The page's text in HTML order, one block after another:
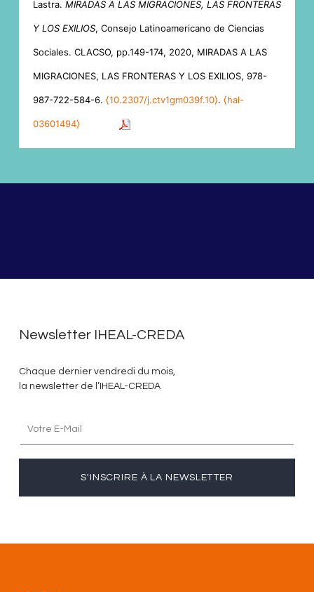
Lastra. MIRADAS A LAS MIGRACIONES, LAS FRONTERAS
Y LOS EXILIOS, Consejo Latinoamericano de Ciencias
Sociales. CLACSO, pp.149-174, 2020, MIRADAS A LAS
MIGRACIONES, LAS FRONTERAS Y LOS EXILIOS, 978-
987-722-584-6. ⟨10.2307/j.ctv1gm039f.10⟩. ⟨hal-
03601494⟩
Newsletter IHEAL-CREDA
Chaque dernier vendredi du mois,
la newsletter de l’IHEAL-CREDA
S'INSCRIRE À LA NEWSLETTER